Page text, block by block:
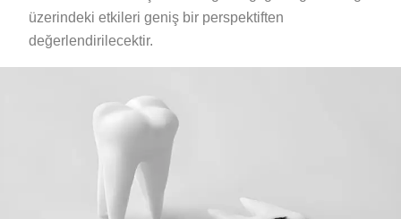
üzerindeki etkileri geniş bir perspektiften
değerlendirilecektir.